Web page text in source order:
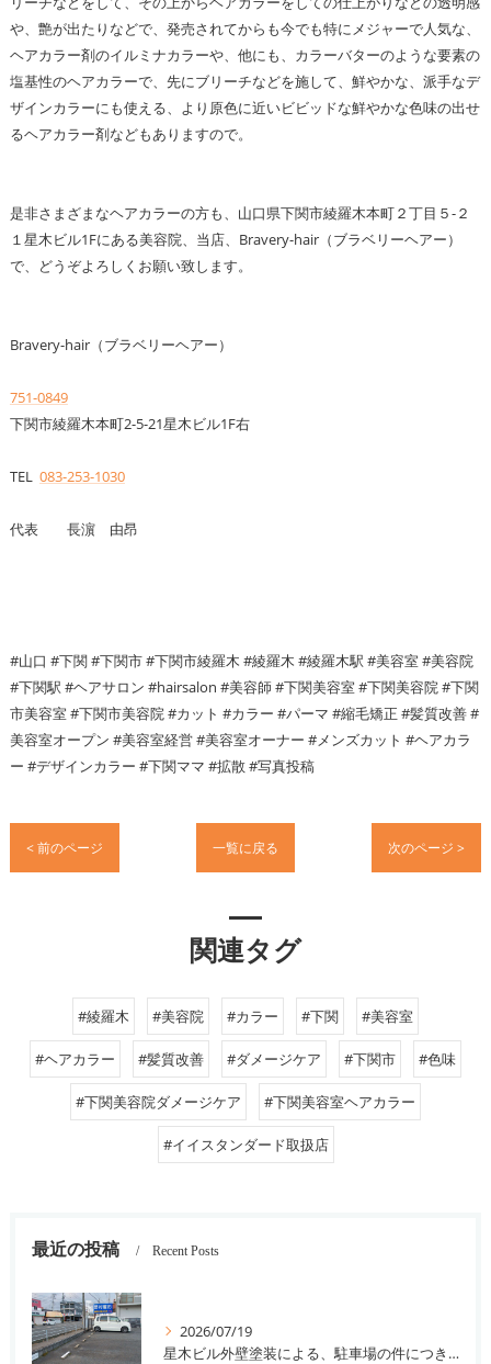
や、艶が出たりなどで、発売されてからも今でも特にメジャーで人気な、
ヘアカラー剤のイルミナカラーや、他にも、カラーバターのような要素の
塩基性のヘアカラーで、先にブリーチなどを施して、鮮やかな、派手なデ
ザインカラーにも使える、より原色に近いビビッドな鮮やかな色味の出せ
るヘアカラー剤などもありますので。
是非さまざまなヘアカラーの方も、山口県下関市綾羅木本町２丁目５-２
１星木ビル1Fにある美容院、当店、Bravery-hair（ブラベリーヘアー）
で、どうぞよろしくお願い致します。
Bravery-hair（ブラベリーヘアー）
751-0849
下関市綾羅木本町2-5-21星木ビル1F右
TEL 083-253-1030
代表 長濵 由昂
#山口 #下関 #下関市 #下関市綾羅木 #綾羅木 #綾羅木駅 #美容室 #美容院
#下関駅 #ヘアサロン #hairsalon #美容師 #下関美容室 #下関美容院 #下関
市美容室 #下関市美容院 #カット #カラー #パーマ #縮毛矯正 #髪質改善 #
美容室オープン #美容室経営 #美容室オーナー #メンズカット #ヘアカラ
ー #デザインカラー #下関ママ #拡散 #写真投稿
< 前のページ 一覧に戻る 次のページ >
関連タグ
#綾羅木 #美容院 #カラー #下関 #美容室
#ヘアカラー #髪質改善 #ダメージケア #下関市 #色味
#下関美容院ダメージケア #下関美容室ヘアカラー
#イイスタンダード取扱店
最近の投稿 Recent Posts
2026/07/19
星木ビル外壁塗装による、駐車場の件につきまして。